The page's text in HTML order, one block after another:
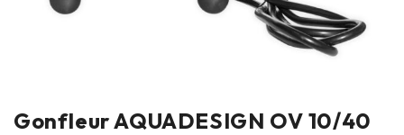
Gonfleur AQUADESIGN OV 10/40